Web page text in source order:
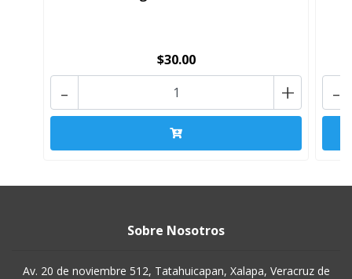
$30.00
+
- -
Sobre Nosotros
Av. 20 de noviembre 512, Tatahuicapan, Xalapa, Veracruz de